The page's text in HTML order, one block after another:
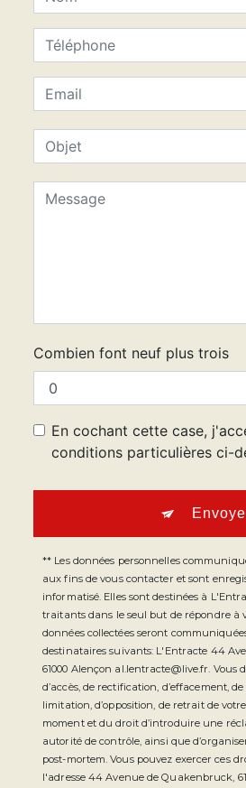
Combien font neuf plus trois
En cochant cette case,
conditions particulières ci-
** Les données personnelles
aux fins de vous contacter et sont
informatisé. Elles sont destinées à
traitants dans le seul but de répondre à
données collectées seront
destinataires suivants: L'Entracte 44
61000 Alençon al.lentracte@live.fr. Vous
d’accès, de rectification, d’effacement,
limitation, d’opposition, de retrait de
moment et du droit d’introduire une
autorité de contrôle, ainsi que
post-mortem. Vous pouvez exercer ces
l'adresse 44 Avenue de Quakenbruck,